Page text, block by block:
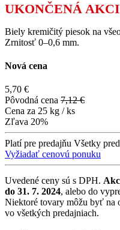
UKONČENÁ
Biely kremičitý piesok na
Zrnitosť 0–0,6 mm.
Nová cena
5,70 €
Pôvodná cena 7,12 €
Cena za 25 kg / ks
Zľava 20%
Platí pre predajňu Všetky
Vyžiadať cenovú ponuku
Uvedené ceny sú s DPH.
do 31. 7. 2024, alebo do
Niektoré tovary môžu byť na
vo všetkých predajniach.